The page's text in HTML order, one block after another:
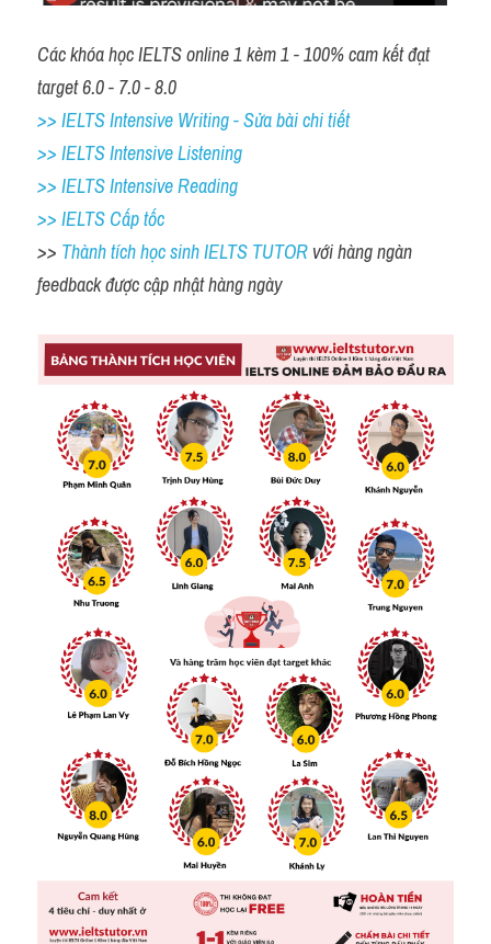
Các khóa học IELTS online 1 kèm 1 - 100% cam kết đạt
target 6.0 - 7.0 - 8.0
>> IELTS Intensive Writing - Sửa bài chi tiết
>> IELTS Intensive Listening
>> IELTS Intensive Reading
>> IELTS Cấp tốc
>> Thành tích học sinh IELTS TUTOR với hàng ngàn
feedback được cập nhật hàng ngày